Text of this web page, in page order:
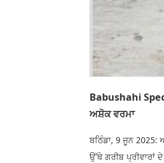
Babushahi
ਅਸ਼ੋਕ ਵਰਮਾ
ਬਠਿੰਡਾ, 9 ਜੂਨ 2025:
ਉੱਥੇ ਗਰੀਬ ਪ੍ਰੀਵਾਰਾਂ